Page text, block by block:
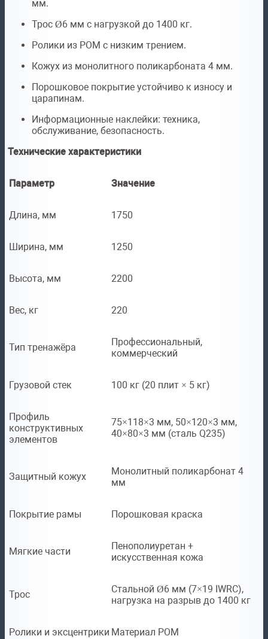
мм.
Трос Ø6 мм с нагрузкой до 1400 кг.
Ролики из POM с низким трением.
Кожух из монолитного поликарбоната 4 мм.
Порошковое покрытие устойчиво к износу и
царапинам.
Информационные наклейки: техника,
обслуживание, безопасность.
Технические характеристики
Параметр Значение
Длина, мм 1750
Ширина, мм 1250
Высота, мм 2200
Вес, кг 220
Тип тренажёра
Профессиональный,
коммерческий
Грузовой стек 100 кг (20 плит × 5 кг)
Профиль
конструктивных
элементов
75×118×3 мм, 50×120×3 мм,
40×80×3 мм (сталь Q235)
Защитный кожух
Монолитный поликарбонат 4
мм
Покрытие рамы Порошковая краска
Мягкие части
Пенополиуретан +
искусственная кожа
Трос
Стальной Ø6 мм (7×19 IWRC),
нагрузка на разрыв до 1400 кг
Ролики и эксцентрики Материал POM